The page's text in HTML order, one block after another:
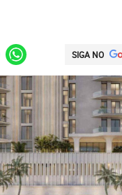
SIGA NO